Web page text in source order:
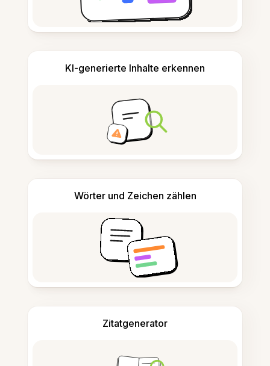
KI-generierte Inhalte erkennen
Wörter und Zeichen zählen
Zitatgenerator